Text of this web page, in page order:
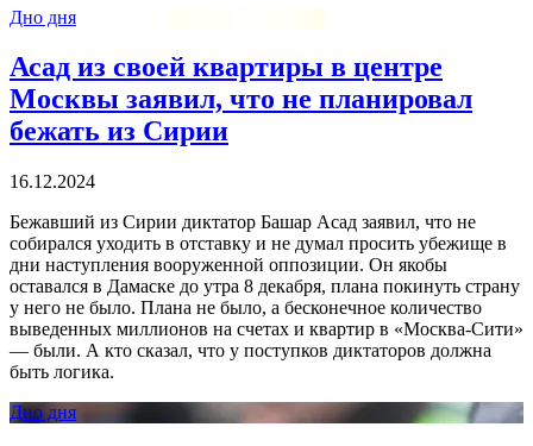
Дно дня
Асад из своей квартиры в центре
Москвы заявил, что не планировал
бежать из Сирии
16.12.2024
Бежавший из Сирии диктатор Башар Асад заявил, что не
собирался уходить в отставку и не думал просить убежище в
дни наступления вооруженной оппозиции. Он якобы
оставался в Дамаске до утра 8 декабря, плана покинуть страну
у него не было. Плана не было, а бесконечное количество
выведенных миллионов на счетах и квартир в «Москва-Сити»
— были. А кто сказал, что у поступков диктаторов должна
быть логика.
Дно дня